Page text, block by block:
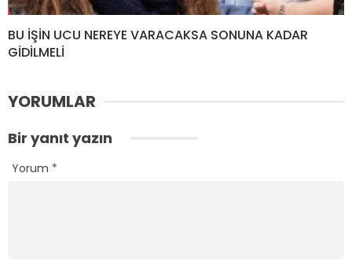
BU İŞİN UCU NEREYE VARACAKSA SONUNA KADAR
GİDİLMELİ
YORUMLAR
Bir yanıt yazın
Yorum *